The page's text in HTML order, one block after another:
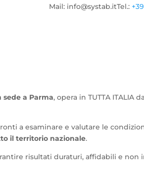
Tel.:
Mail: info@systab.it
a Parma, opera in TUTTA ITALIA
a esaminare e valutare le
il territorio nazionale.
risultati duraturi, affidabili e non